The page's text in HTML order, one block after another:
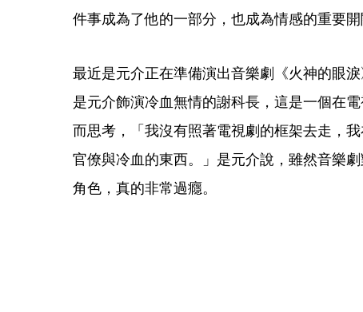
件事成為了他的一部分，也成為情感的重要開
最近是元介正在準備演出音樂劇《火神的眼
是元介飾演冷血無情的謝科長，這是一個在
而思考，「我沒有照著電視劇的框架去走，
官僚與冷血的東西。」是元介說，雖然音樂
角色，真的非常過癮。